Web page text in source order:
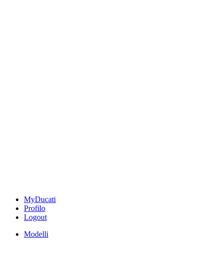
MyDucati
Profilo
Logout
Modelli